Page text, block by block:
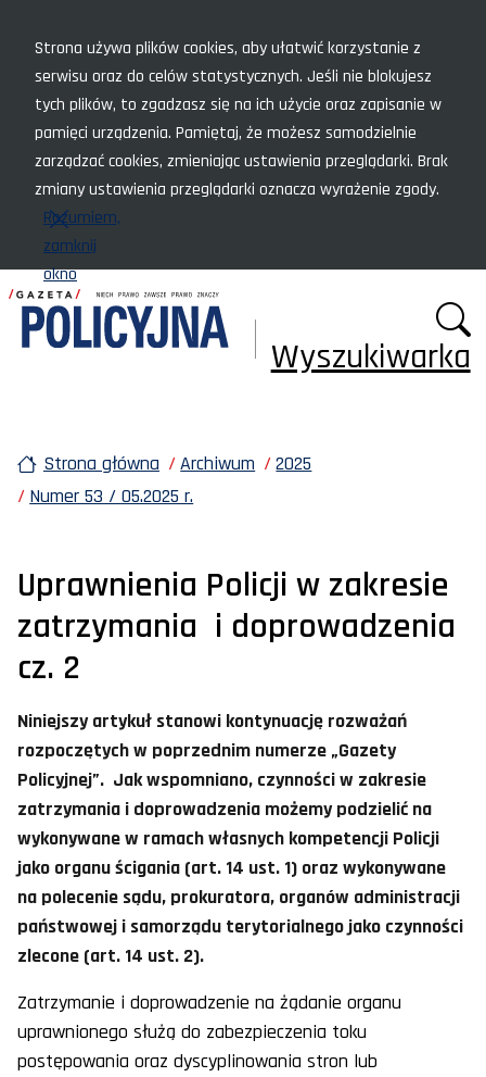
Strona używa plików cookies, aby ułatwić korzystanie z
serwisu oraz do celów statystycznych. Jeśli nie blokujesz
tych plików, to zgadzasz się na ich użycie oraz zapisanie w
pamięci urządzenia. Pamiętaj, że możesz samodzielnie
zarządzać cookies, zmieniając ustawienia przeglądarki. Brak
zmiany ustawienia przeglądarki oznacza wyrażenie zgody.
Rozumiem,
zamknij
okno
Wyszukiwarka
Strona główna Archiwum
2025
Numer 53 / 05.2025 r.
Uprawnienia Policji w zakresie
zatrzymania i doprowadzenia
cz. 2
Niniejszy artykuł stanowi kontynuację rozważań
rozpoczętych w poprzednim numerze „Gazety
Policyjnej”. Jak wspomniano, czynności w zakresie
zatrzymania i doprowadzenia możemy podzielić na
wykonywane w ramach własnych kompetencji Policji
jako organu ścigania (art. 14 ust. 1) oraz wykonywane
na polecenie sądu, prokuratora, organów administracji
państwowej i samorządu terytorialnego jako czynności
zlecone (art. 14 ust. 2).
Zatrzymanie i doprowadzenie na żądanie organu
uprawnionego służą do zabezpieczenia toku
postępowania oraz dyscyplinowania stron lub